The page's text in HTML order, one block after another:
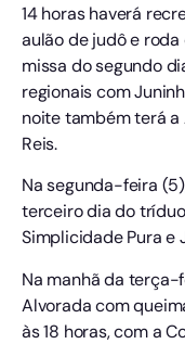
14 horas haverá
aulão de judô e
missa do segundo
regionais com
noite também terá a
Reis.
Na segunda-feira
terceiro dia do
Simplicidade Pura e
Na manhã da terça-
Alvorada com
às 18 horas, com a